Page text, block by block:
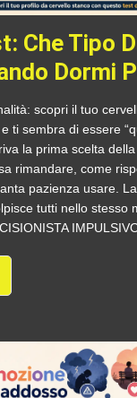
Che Tipo
Dormi
scopri il tuo
ti sembra di essere
la prima scelta
rimandare, come
pazienza usare.
tutti nello stesso